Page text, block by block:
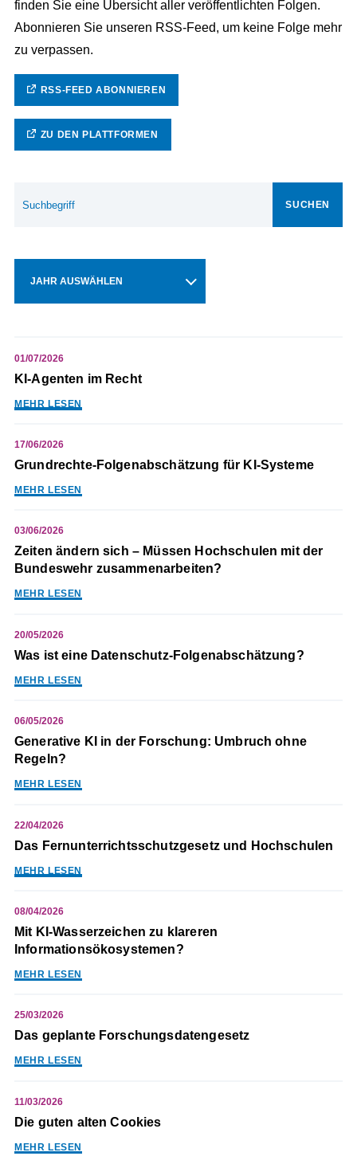
finden Sie eine Übersicht aller veröffentlichten Folgen.
Abonnieren Sie unseren RSS-Feed, um keine Folge mehr
zu verpassen.
RSS-FEED ABONNIEREN
ZU DEN PLATTFORMEN
SUCHEN
JAHR AUSWÄHLEN
01/07/2026
KI-Agenten im Recht
MEHR LESEN
17/06/2026
Grundrechte-Folgenabschätzung für KI-Systeme
MEHR LESEN
03/06/2026
Zeiten ändern sich – Müssen Hochschulen mit der
Bundeswehr zusammenarbeiten?
MEHR LESEN
20/05/2026
Was ist eine Datenschutz-Folgenabschätzung?
MEHR LESEN
06/05/2026
Generative KI in der Forschung: Umbruch ohne
Regeln?
MEHR LESEN
22/04/2026
Das Fernunterrichtsschutzgesetz und Hochschulen
MEHR LESEN
08/04/2026
Mit KI-Wasserzeichen zu klareren
Informationsökosystemen?
MEHR LESEN
25/03/2026
Das geplante Forschungsdatengesetz
MEHR LESEN
11/03/2026
Die guten alten Cookies
MEHR LESEN